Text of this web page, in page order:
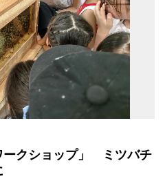
ークショップ」 ミツバチ